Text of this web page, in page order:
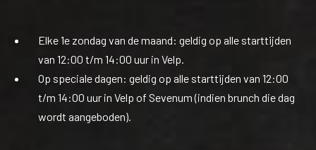
Elke 1e zondag van de maand: geldig op alle starttijden
van 12:00 t/m 14:00 uur in Velp.
Op speciale dagen: geldig op alle starttijden van 12:00
t/m 14:00 uur in Velp of Sevenum (indien brunch die dag
wordt aangeboden).